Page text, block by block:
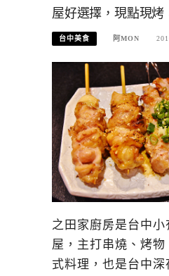
屋好選擇，現點現烤
台中美食 阿MON
之田家廚房是台中
屋，主打串燒、烤物
式料理，也是台中深